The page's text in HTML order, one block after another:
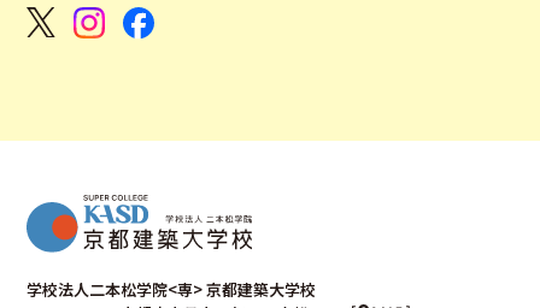
学校法人二本松学院<専> 京都建築大学校